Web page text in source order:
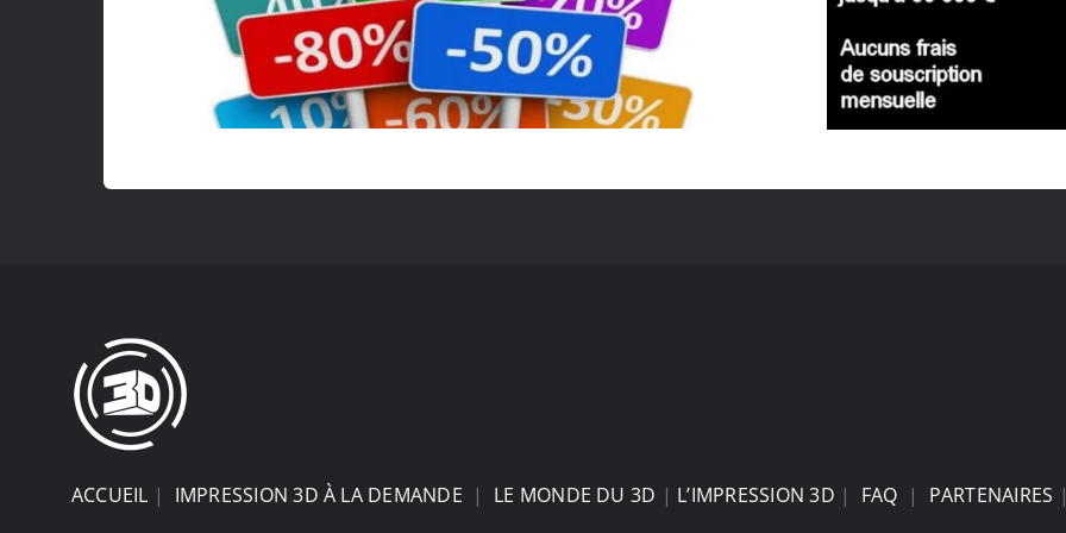
ACCUEIL | IMPRESSION 3D À LA DEMANDE | LE MONDE DU 3D | L’IMPRESSION 3D | FAQ | PARTENAIRES